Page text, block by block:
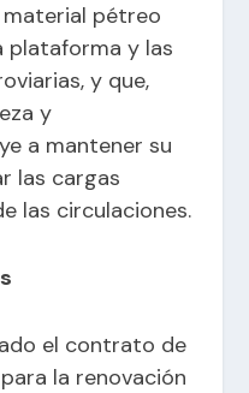
material pétreo
plataforma y las
y que,
y
a mantener su
las cargas
las circulaciones.
el contrato de
la renovación